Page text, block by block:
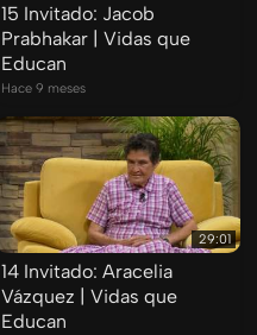
15 Invitado: Jacob
Prabhakar | Vidas que
Educan
Hace 9 meses
29:01
14 Invitado: Aracelia
Vázquez | Vidas que
Educan